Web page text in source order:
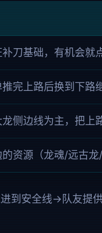
补刀基础，有机会就
推完上路后换到下路
龙侧边线为主，把上
的资源（龙魂/远古
安全线→队友提